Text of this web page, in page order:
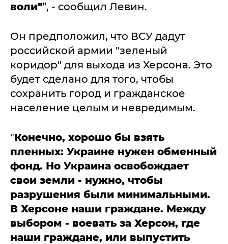
воли"”, - сообщил Левин.
Он предположил, что ВСУ дадут
российской армии "зеленый
коридор" для выхода из Херсона. Это
будет сделано для того, чтобы
сохранить город и гражданское
население целым и невредимым.
"Конечно, хорошо бы взять
пленных: Украине нужен обменный
фонд. Но Украина освобождает
свои земли - нужно, чтобы
разрушения были минимальными.
В Херсоне наши граждане. Между
выбором - воевать за Херсон, где
наши граждане, или выпустить